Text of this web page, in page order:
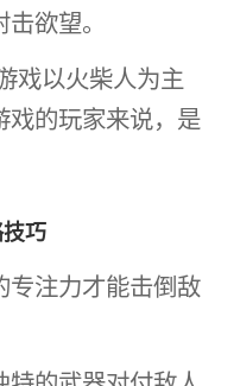
欲望。
戏以火柴人为主
戏的玩家来说，是
巧
专注力才能击倒敌